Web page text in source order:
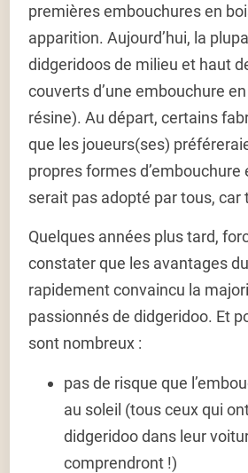
premières embouchures en
apparition. Aujourd’hui, la
didgeridoos de milieu et haut
couverts d’une embouchure
résine). Au départ, certains
que les joueurs(ses)
propres formes d’embouchure
serait pas adopté par tous, car
Quelques années plus tard,
constater que les avantages
rapidement convaincu la
passionnés de didgeridoo. Et
sont nombreux :
pas de risque que
au soleil (tous ceux qui
didgeridoo dans leur
comprendront !)